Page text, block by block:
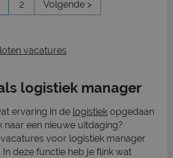
2 Volgende >
vacatures
logistiek manager
ervaring in de logistiek opgedaan
naar een nieuwe uitdaging?
voor logistiek manager
deze functie heb je flink wat